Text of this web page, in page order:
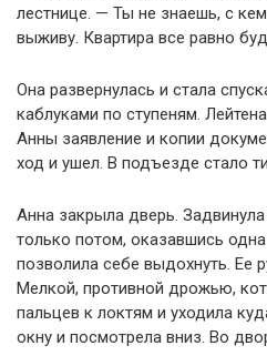
лестнице. — Ты не знаешь, с
выживу. Квартира все равно
Она развернулась и стала
каблуками по ступеням.
Анны заявление и копии
ход и ушел. В подъезде стало
Анна закрыла дверь.
только потом, оказавшись
позволила себе выдохнуть. Ее
Мелкой, противной дрожью,
пальцев к локтям и уходила
окну и посмотрела вниз. Во